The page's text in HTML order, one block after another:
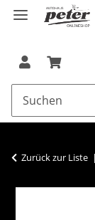
Zurück zur Liste